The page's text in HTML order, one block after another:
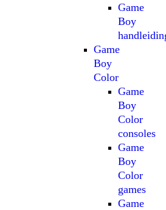
Game
Boy
Game
Boy
Color
Game
Boy
Color
consoles
Game
Boy
Color
games
Game